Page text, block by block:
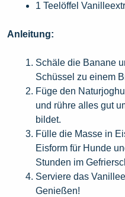
1 Teelöffel
Anleitung:
Schäle die Banane
Schüssel zu einem
Füge den
und rühre alles gut
bildet.
Fülle die Masse in
Eisform für Hunde
Stunden im
Serviere das
Genießen!